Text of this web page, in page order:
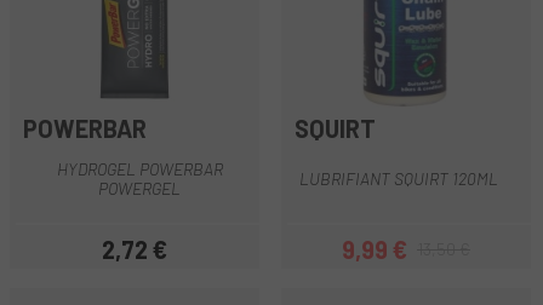
POWERBAR
HYDROGEL POWERBAR
POWERGEL
Prix
2,72 €
SQUIRT
LUBRIFIANT SQUIRT 120ML
Prix
9,99 €Prix habituel